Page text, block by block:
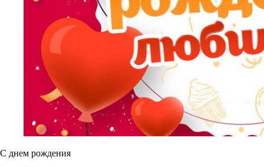
С днем рождения